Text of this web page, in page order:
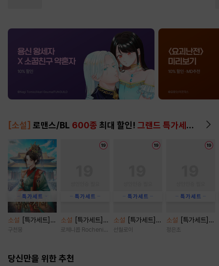
[소설] 로맨스/BL 600종 최대 할인! 그랜드 특가세트
소설
[특가세트]
후문신의 [단행본]
구천몽
소설
[특가세트]
금단 위에 순정
로체니콥 Rocheni-cob
소설
[특가세트]
주인마님의 또 다
선월로이
소설
[특가세트]
광애록 [단행본]
정은초
당신만을 위한 추천